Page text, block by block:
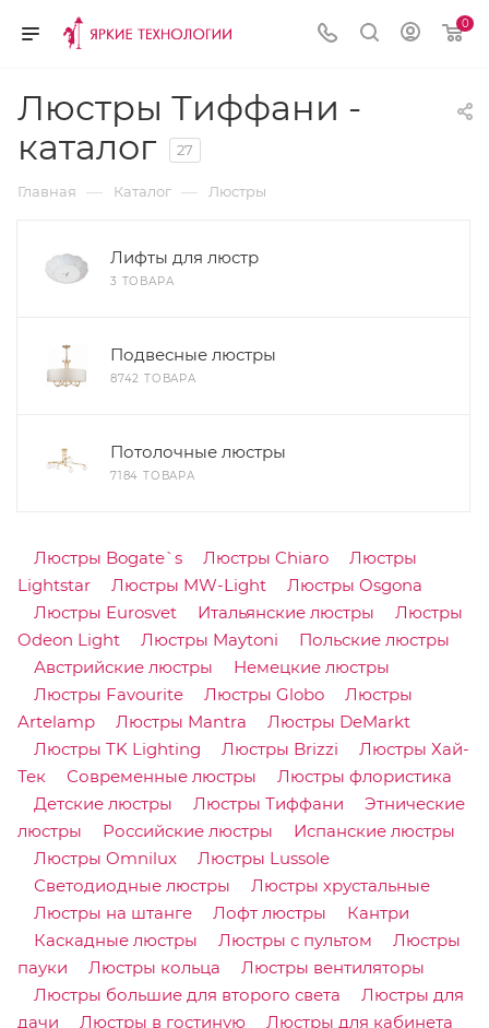
0
Люстры Тиффани -
каталог
27
Главная — Каталог — Люстры
Лифты для люстр
3 ТОВАРА
Подвесные люстры
8742 ТОВАРА
Потолочные люстры
7184 ТОВАРА
Люстры Bogate`s Люстры Chiaro
Люстры
Lightstar
Люстры MW-Light
Люстры Osgona
Люстры Eurosvet
Итальянские люстры
Люстры
Odeon Light
Люстры Maytoni
Польские люстры
Австрийские люстры
Немецкие люстры
Люстры Favourite
Люстры Globo
Люстры
Artelamp
Люстры Mantra
Люстры DeMarkt
Люстры TK Lighting
Люстры Brizzi
Люстры Хай-
Тек
Современные люстры
Люстры флористика
Детские люстры
Люстры Тиффани
Этнические
люстры
Российские люстры
Испанские люстры
Люстры Omnilux
Люстры Lussole
Светодиодные люстры
Люстры хрустальные
Люстры на штанге
Лофт люстры
Кантри
Каскадные люстры
Люстры с пультом
Люстры
пауки
Люстры кольца
Люстры вентиляторы
Люстры большие для второго света
Люстры для
дачи
Люстры в гостиную
Люстры для кабинета